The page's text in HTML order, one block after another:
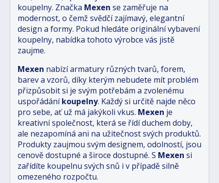
koupelny. Značka Mexen se zaměřuje na
modernost, o čemž svědčí zajímavý, elegantní
design a formy. Pokud hledáte originální vybavení
koupelny, nabídka tohoto výrobce vás jistě
zaujme.
Mexen nabízí armatury různých tvarů, forem,
barev a vzorů, díky kterým nebudete mít problém
přizpůsobit si je svým potřebám a zvolenému
uspořádání koupelny. Každý si určitě najde něco
pro sebe, ať už má jakýkoli vkus. Mexen je
kreativní společnost, která se řídí duchem doby,
ale nezapomíná ani na užitečnost svých produktů.
Produkty zaujmou svým designem, odolností, jsou
cenově dostupné a široce dostupné. S Mexen si
zařídíte koupelnu svých snů i v případě silně
omezeného rozpočtu.